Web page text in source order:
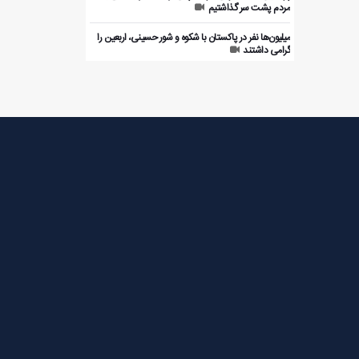
ارمنستان (ناواسارد)
نمایش اقتدار در مسیر اربعین
مردم پشت سر گذاشتیم
میلیون‌ها نفر در پاکستان با شکوه و شور حسینی، اربعین را
گرامی داشتند